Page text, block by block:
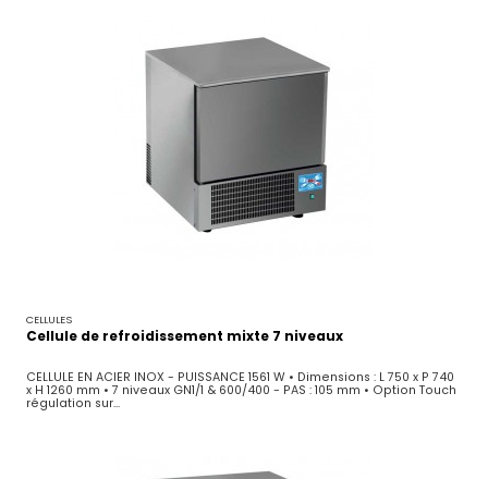
CELLULES
Cellule de refroidissement mixte 7 niveaux
CELLULE EN ACIER INOX - PUISSANCE 1561 W • Dimensions : L 750 x P 740
x H 1260 mm • 7 niveaux GN1/1 & 600/400 - PAS : 105 mm • Option Touch
régulation sur...